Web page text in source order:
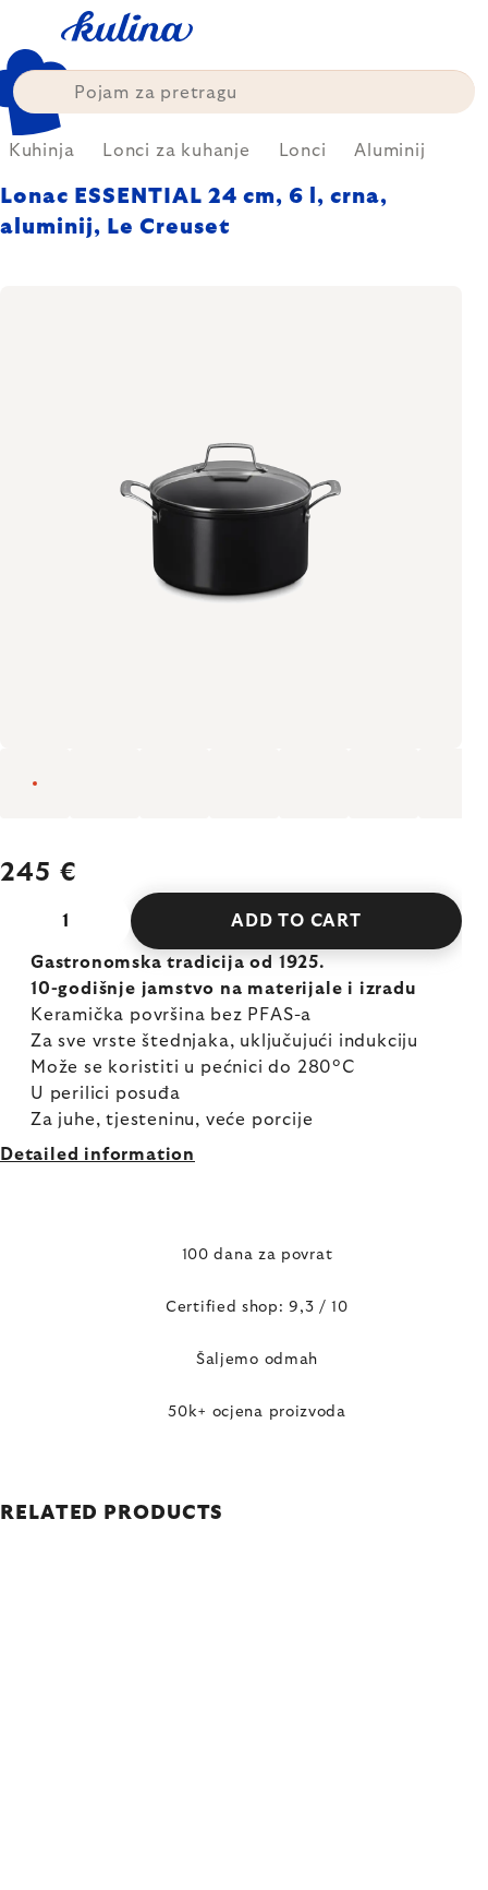
content
Kuhinja Lonci za kuhanje Lonci Aluminij
Lonac ESSENTIAL 24 cm, 6 l, crna,
aluminij, Le Creuset
245 €
ADD TO CART
Gastronomska tradicija od 1925.
10-godišnje jamstvo na materijale i izradu
Keramička površina bez PFAS-a
Za sve vrste štednjaka, uključujući indukciju
Može se koristiti u pećnici do 280°C
U perilici posuđa
Za juhe, tjesteninu, veće porcije
Detailed information
100 dana za povrat
Certified shop: 9,3 / 10
Šaljemo odmah
50k+ ocjena proizvoda
RELATED PRODUCTS